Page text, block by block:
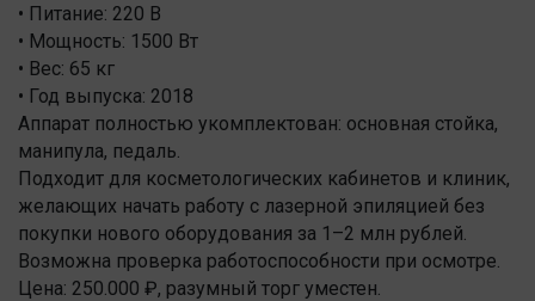
• Питание: 220 В
• Мощность: 1500 Вт
• Вес: 65 кг
• Год выпуска: 2018
Аппарат полностью укомплектован: основная стойка,
манипула, педаль.
Подходит для косметологических кабинетов и клиник,
желающих начать работу с лазерной эпиляцией без
покупки нового оборудования за 1–2 млн рублей.
Возможна проверка работоспособности при осмотре.
Цена: 250.000 ₽, разумный торг уместен.